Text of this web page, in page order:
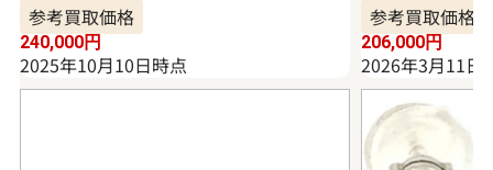
参考買取価格
240,000円
2025年10月10日時点
参考買取価格
206,000円
2026年3月11日